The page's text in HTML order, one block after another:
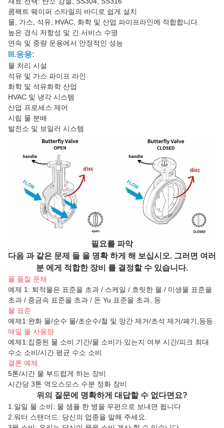
콤팩트 웨이퍼 스타일의 바디로 쉽게 설치
물, 가스, 석유, HVAC, 화학 및 산업 파이프라인에 적합합니다.
높은 경식 저항성 및 긴 서비스 수명
연속 및 중량 운용에서 안정적인 성능
III.응용:
물 처리 시설
석유 및 가스 파이프 라인
화학 및 석유화학 산업
HVAC 및 냉각 시스템
산업 프로세스 제어
시립 물 분배
발전소 및 보일러 시스템
필요를 파악
다음 과 같은 문제 들 을 명확 하게 해 보십시오. 그러면 여러
분 에게 적합한 장비 를 결정할 수 있습니다.
물 품질 문제
예제 1: 퇴적물은 표준을 초과 / 스케일 / 흐릿한 물 / 미생물 표준을
초과 / 중금속 표준을 초과 / 돈 Yu 표준을 초과, 등
물 표준
예제1:완화 물/순수 물/초순수/철 및 망간 제거/초석 제거/폐기 등등
매일 물 사용량
예제1:집중된 물 소비 기간/물 소비가 있는지 여부 시간/피크 최대
수소 소비/시간 평균 수소 소비
결론 예제
5톤/시간 물 부드럽게 하는 장비
시간당 3톤 역오스모스 수분 정화 장비
위의 질문에 명확하게 대답할 수 없다면요?
1. 일일 물 소비: 물 샘플 한 병을 우편으로 보내면 됩니다
2. 워터 스탠더드: 당신의 업종을 말해 주세요.